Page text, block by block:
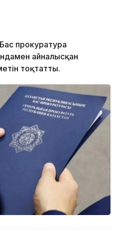
прокуратура
айналысқан
тоқтатты.